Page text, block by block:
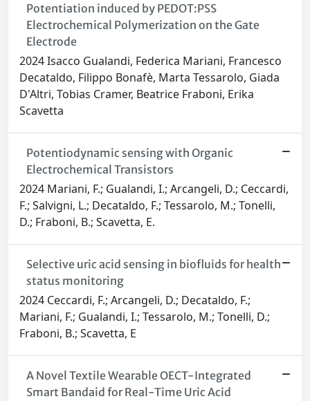
Potentiation induced by PEDOT:PSS
Electrochemical Polymerization on the Gate
Electrode
2024 Isacco Gualandi, Federica Mariani, Francesco
Decataldo, Filippo Bonafè, Marta Tessarolo, Giada
D'Altri, Tobias Cramer, Beatrice Fraboni, Erika
Scavetta
Potentiodynamic sensing with Organic
Electrochemical Transistors
2024 Mariani, F.; Gualandi, I.; Arcangeli, D.; Ceccardi,
F.; Salvigni, L.; Decataldo, F.; Tessarolo, M.; Tonelli,
D.; Fraboni, B.; Scavetta, E.
Selective uric acid sensing in biofluids for health
status monitoring
2024 Ceccardi, F.; Arcangeli, D.; Decataldo, F.;
Mariani, F.; Gualandi, I.; Tessarolo, M.; Tonelli, D.;
Fraboni, B.; Scavetta, E
A Novel Textile Wearable OECT-Integrated
Smart Bandaid for Real-Time Uric Acid